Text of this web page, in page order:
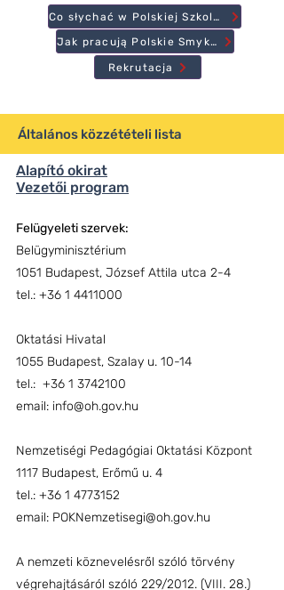
Rekrutacja
Jak pracują Polskie Smyki?
Co słychać w Polskiej Szkole?
Általános közzétételi lista
Alapító okirat
Vezetői program
Felügyeleti szervek:
Belügyminisztérium
1051 Budapest, József Attila utca 2-4
tel.: +36 1 4411000
Oktatási Hivatal
1055 Budapest, Szalay u. 10-14
tel.: +36 1 3742100
email: info@oh.gov.hu
Nemzetiségi Pedagógiai Oktatási Központ
1117 Budapest, Erőmű u. 4
tel.: +36 1 4773152
email: POKNemzetisegi@oh.gov.hu
A nemzeti köznevelésről szóló törvény
végrehajtásáról szóló 229/2012. (VIII. 28.)